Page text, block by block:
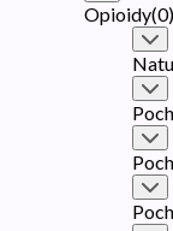
Opioidy(0)